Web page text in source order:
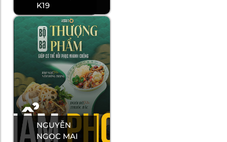
K19
NGUYỄN
NGỌC MAI